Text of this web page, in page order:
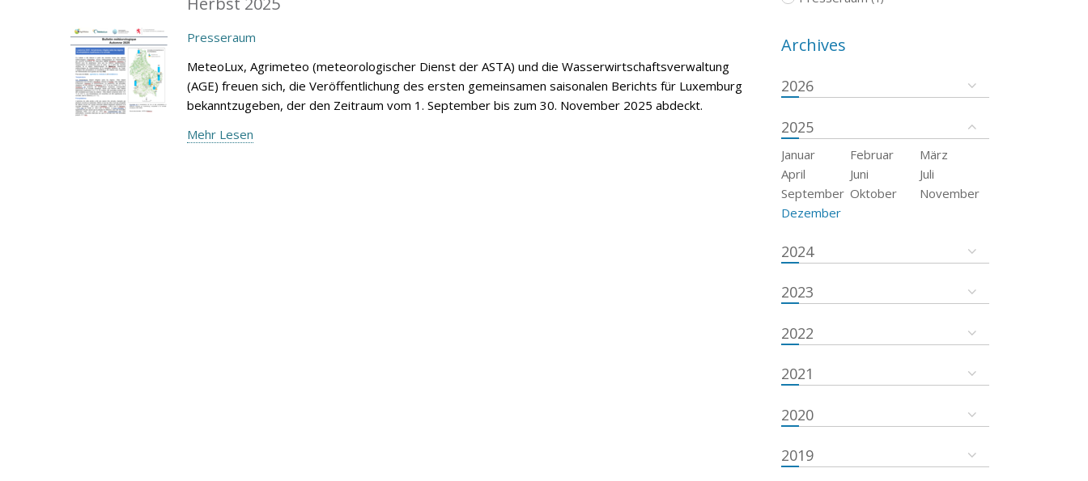
Presseraum
MeteoLux, Agrimeteo (meteorologischer Dienst der ASTA) und die Wasserwirtschaftsverwaltung
(AGE) freuen sich, die Veröffentlichung des ersten gemeinsamen saisonalen Berichts für Luxemburg
bekanntzugeben, der den Zeitraum vom 1. September bis zum 30. November 2025 abdeckt.
Mehr Lesen
Archives
2026
2025
Januar Februar
März
April
Juni
Juli
September Oktober
November
Dezember
2024
2023
2022
2021
2020
2019